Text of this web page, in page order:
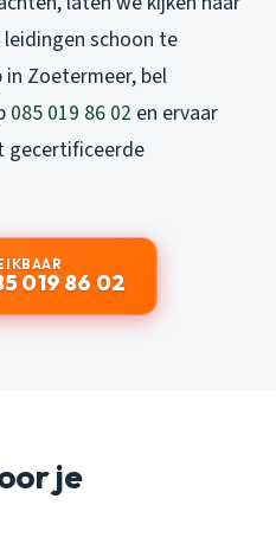
schoon te
Zoetermeer, bel
085 019 86 02 en ervaar
gecertificeerde
019 86 02
je